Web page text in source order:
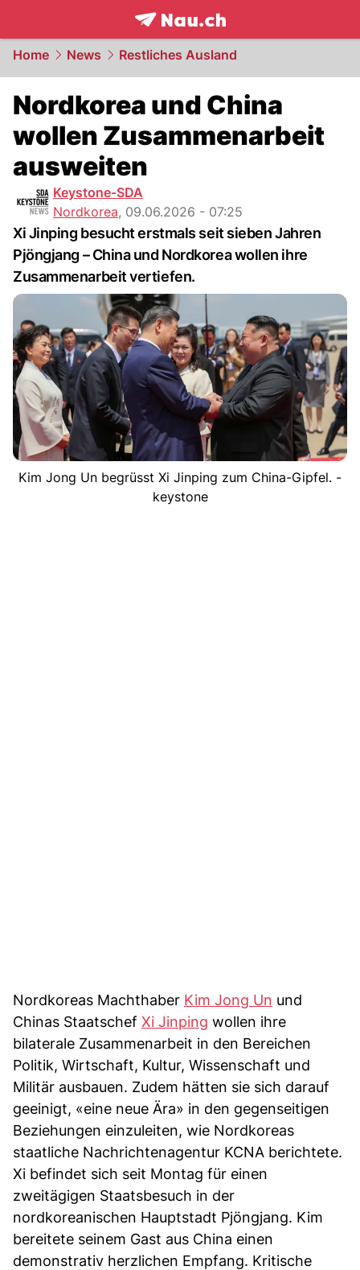
frontpage.NAU.ch
Home News Restliches Ausland
Nordkorea und China
wollen Zusammenarbeit
ausweiten
Keystone-SDA
Nordkorea, 09.06.2026 - 07:25
Xi Jinping besucht erstmals seit sieben Jahren
Pjöngjang – China und Nordkorea wollen ihre
Zusammenarbeit vertiefen.
Kim Jong Un begrüsst Xi Jinping zum China-Gipfel. -
keystone
Nordkoreas Machthaber Kim Jong Un und
Chinas Staatschef Xi Jinping wollen ihre
bilaterale Zusammenarbeit in den Bereichen
Politik, Wirtschaft, Kultur, Wissenschaft und
Militär ausbauen. Zudem hätten sie sich darauf
geeinigt, «eine neue Ära» in den gegenseitigen
Beziehungen einzuleiten, wie Nordkoreas
staatliche Nachrichtenagentur KCNA berichtete.
Xi befindet sich seit Montag für einen
zweitägigen Staatsbesuch in der
nordkoreanischen Hauptstadt Pjöngjang. Kim
bereitete seinem Gast aus China einen
demonstrativ herzlichen Empfang. Kritische